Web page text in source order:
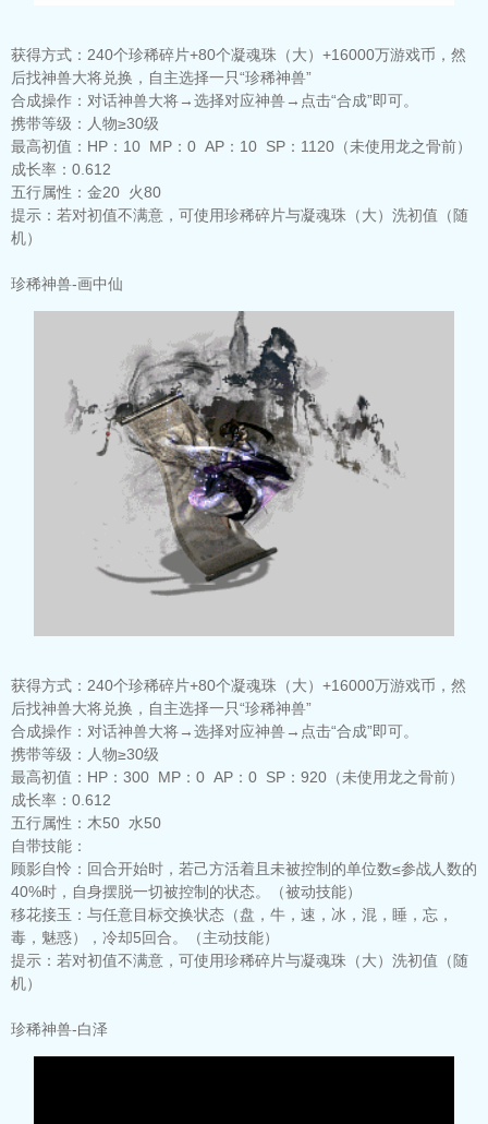
获得方式： 240个珍稀碎片+80个凝魂珠（大）+16000万游戏币，然
后找神兽大将兑换，自主选择一只“珍稀神兽”
合成操作： 对话神兽大将→选择对应神兽→点击“合成”即可。
携带等级： 人物≥30级
最高初值： HP：10 MP：0 AP：10 SP：1120（未使用龙之骨前）
成长率： 0.612
五行属性： 金20 火80
提示： 若对初值不满意，可使用珍稀碎片与凝魂珠（大）洗初值（随
机）
珍稀神兽-画中仙
获得方式： 240个珍稀碎片+80个凝魂珠（大）+16000万游戏币，然
后找神兽大将兑换，自主选择一只“珍稀神兽”
合成操作： 对话神兽大将→选择对应神兽→点击“合成”即可。
携带等级： 人物≥30级
最高初值： HP：300 MP：0 AP：0 SP：920（未使用龙之骨前）
成长率： 0.612
五行属性： 木50 水50
自带技能：
顾影自怜： 回合开始时，若己方活着且未被控制的单位数≤参战人数的
40%时，自身摆脱一切被控制的状态。（被动技能）
移花接玉： 与任意目标交换状态（盘，牛，速，冰，混，睡，忘，
毒，魅惑），冷却5回合。（主动技能）
提示： 若对初值不满意，可使用珍稀碎片与凝魂珠（大）洗初值（随
机）
珍稀神兽-白泽